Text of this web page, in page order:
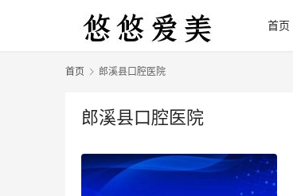
首页
首页 郎溪县口腔医院
郎溪县口腔医院